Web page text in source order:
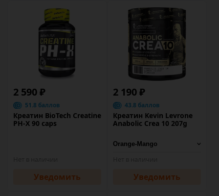
2 590 ₽
51.8 баллов
Креатин BioTech Creatine
PH-X 90 caps
Уведомить
2 190 ₽
43.8 баллов
Креатин Kevin Levrone
Anabolic Crea 10 207g
Уведомить